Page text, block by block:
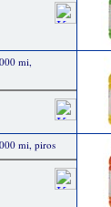
mi,
mi, piros